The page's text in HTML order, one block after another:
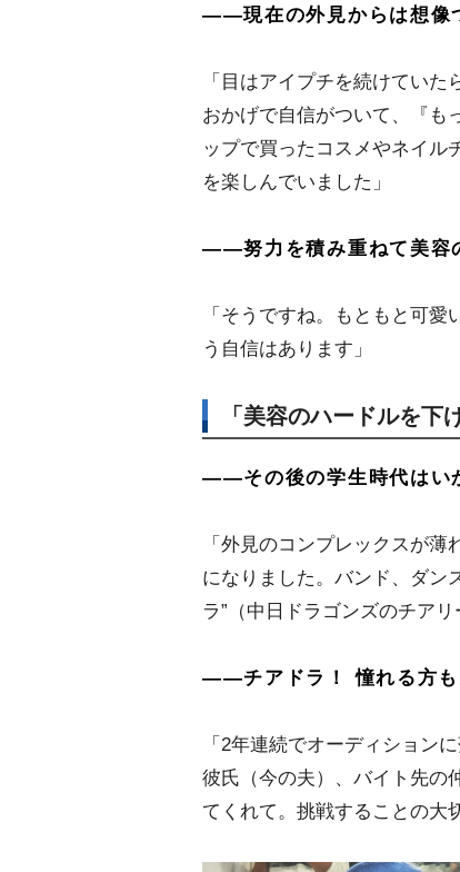
――現在の外見からは想像
「目はアイプチを続けてい
おかげで自信がついて、『も
ップで買ったコスメやネイル
を楽しんでいました」
――努力を積み重ねて美容
「そうですね。もともと可
う自信はあります」
「美容のハードルを下
――その後の学生時代はい
「外見のコンプレックスが
になりました。バンド、ダン
ラ”（中日ドラゴンズのチア
――チアドラ！ 憧れる方も
「2年連続でオーディショ
彼氏（今の夫）、バイト先の
てくれて。挑戦することの大